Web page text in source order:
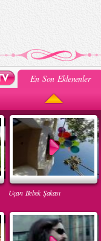
En Son Eklenenler
Uçan Bebek Şakası